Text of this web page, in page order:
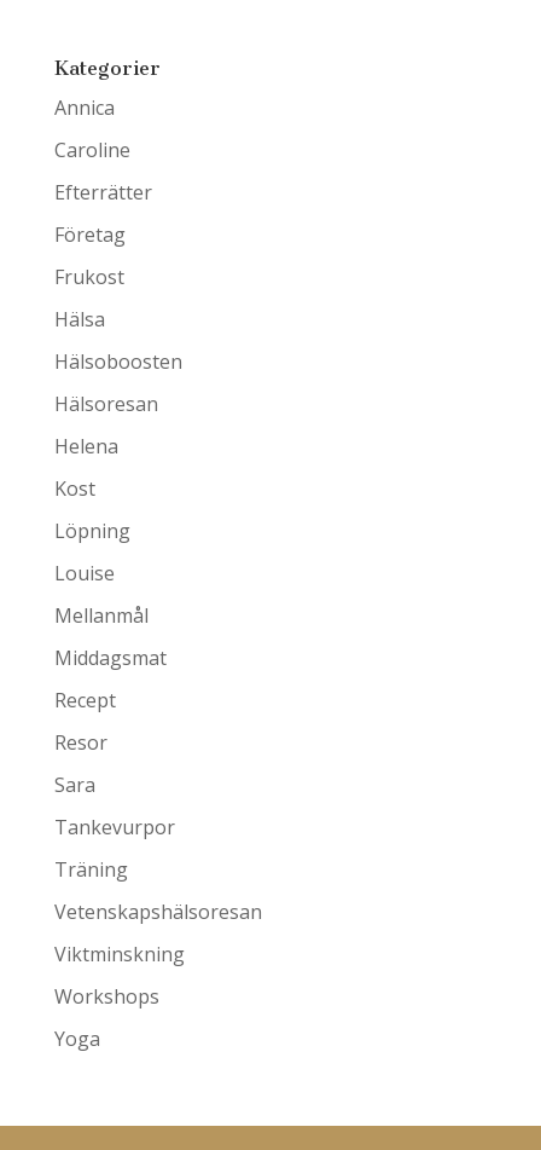
Kategorier
Annica
Caroline
Efterrätter
Företag
Frukost
Hälsa
Hälsoboosten
Hälsoresan
Helena
Kost
Löpning
Louise
Mellanmål
Middagsmat
Recept
Resor
Sara
Tankevurpor
Träning
Vetenskapshälsoresan
Viktminskning
Workshops
Yoga